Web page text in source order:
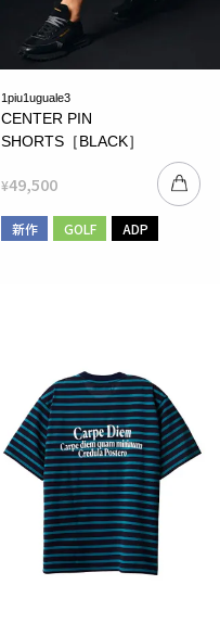
1piu1uguale3
CENTER PIN
SHORTS［BLACK］
¥49,500
新作 GOLF ADP